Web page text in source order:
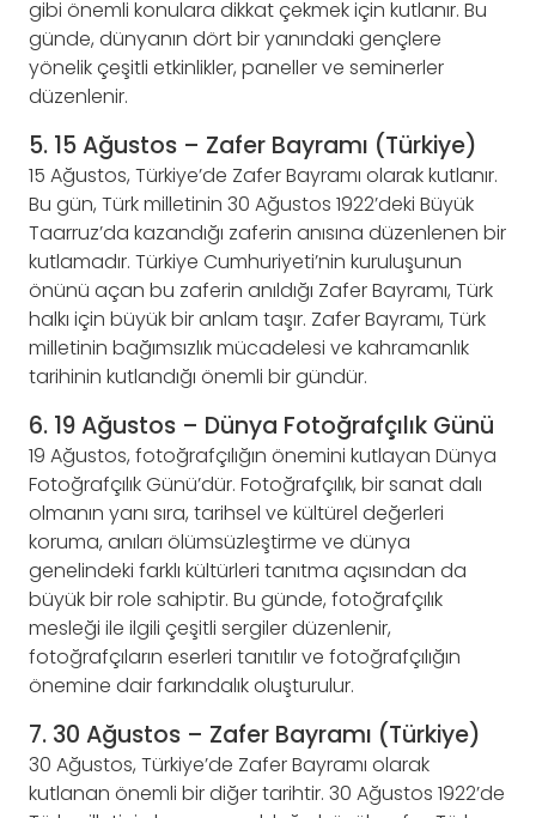
gibi önemli konulara dikkat çekmek için kutlanır. Bu
günde, dünyanın dört bir yanındaki gençlere
yönelik çeşitli etkinlikler, paneller ve seminerler
düzenlenir.
5. 15 Ağustos – Zafer Bayramı (Türkiye)
15 Ağustos, Türkiye’de Zafer Bayramı olarak kutlanır.
Bu gün, Türk milletinin 30 Ağustos 1922’deki Büyük
Taarruz’da kazandığı zaferin anısına düzenlenen bir
kutlamadır. Türkiye Cumhuriyeti’nin kuruluşunun
önünü açan bu zaferin anıldığı Zafer Bayramı, Türk
halkı için büyük bir anlam taşır. Zafer Bayramı, Türk
milletinin bağımsızlık mücadelesi ve kahramanlık
tarihinin kutlandığı önemli bir gündür.
6. 19 Ağustos – Dünya Fotoğrafçılık Günü
19 Ağustos, fotoğrafçılığın önemini kutlayan Dünya
Fotoğrafçılık Günü’dür. Fotoğrafçılık, bir sanat dalı
olmanın yanı sıra, tarihsel ve kültürel değerleri
koruma, anıları ölümsüzleştirme ve dünya
genelindeki farklı kültürleri tanıtma açısından da
büyük bir role sahiptir. Bu günde, fotoğrafçılık
mesleği ile ilgili çeşitli sergiler düzenlenir,
fotoğrafçıların eserleri tanıtılır ve fotoğrafçılığın
önemine dair farkındalık oluşturulur.
7. 30 Ağustos – Zafer Bayramı (Türkiye)
30 Ağustos, Türkiye’de Zafer Bayramı olarak
kutlanan önemli bir diğer tarihtir. 30 Ağustos 1922’de